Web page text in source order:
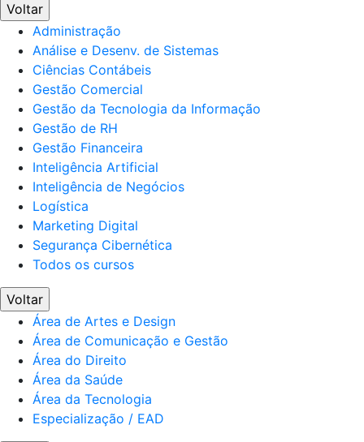
Voltar
Administração
Análise e Desenv. de Sistemas
Ciências Contábeis
Gestão Comercial
Gestão da Tecnologia da Informação
Gestão de RH
Gestão Financeira
Inteligência Artificial
Inteligência de Negócios
Logística
Marketing Digital
Segurança Cibernética
Todos os cursos
Voltar
Área de Artes e Design
Área de Comunicação e Gestão
Área do Direito
Área da Saúde
Área da Tecnologia
Especialização / EAD